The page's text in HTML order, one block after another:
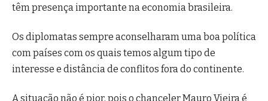
têm presença importante na economia brasileira.
Os diplomatas sempre aconselharam uma boa política
com países com os quais temos algum tipo de
interesse e distância de conflitos fora do continente.
A situação não é pior, pois o chanceler Mauro Vieira é